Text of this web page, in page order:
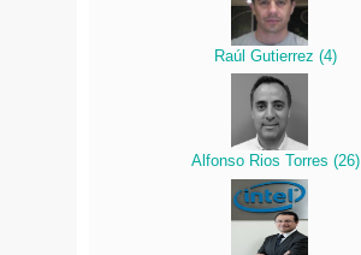
Raúl Gutierrez (4)
Alfonso Rios Torres (26)